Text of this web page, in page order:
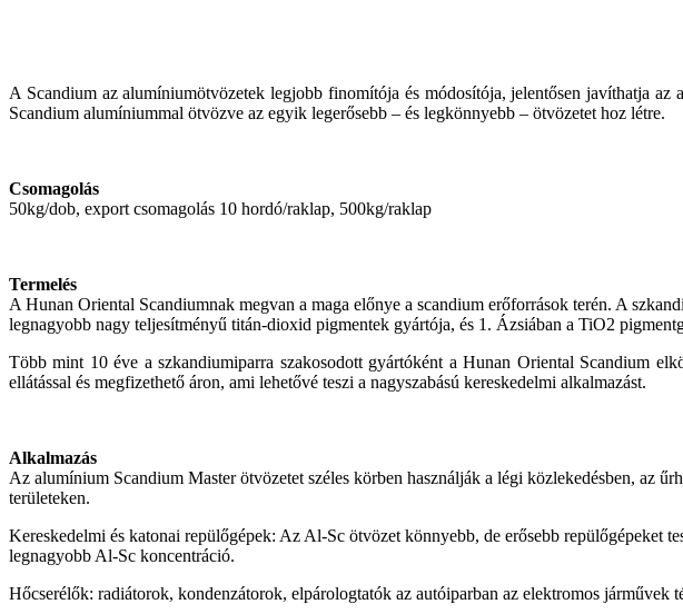
A Scandium az alumíniumötvözetek legjobb finomítója és módosítója, jelentősen javíthatja
Scandium alumíniummal ötvözve az egyik legerősebb – és legkönnyebb – ötvözetet hoz létre.
Csomagolás
50kg/dob, export csomagolás 10 hordó/raklap, 500kg/raklap
Termelés
A Hunan Oriental Scandiumnak megvan a maga előnye a scandium erőforrások terén. A
legnagyobb nagy teljesítményű titán-dioxid pigmentek gyártója, és 1. Ázsiában a TiO2
Több mint 10 éve a szkandiumiparra szakosodott gyártóként a Hunan Oriental Scandium
ellátással és megfizethető áron, ami lehetővé teszi a nagyszabású kereskedelmi alkalmazást.
Alkalmazás
Az alumínium Scandium Master ötvözetet széles körben használják a légi közlekedésben, az
területeken.
Kereskedelmi és katonai repülőgépek: Az Al-Sc ötvözet könnyebb, de erősebb repülőgépeket
legnagyobb Al-Sc koncentráció.
Hőcserélők: radiátorok, kondenzátorok, elpárologtatók az autóiparban az elektromos járművek